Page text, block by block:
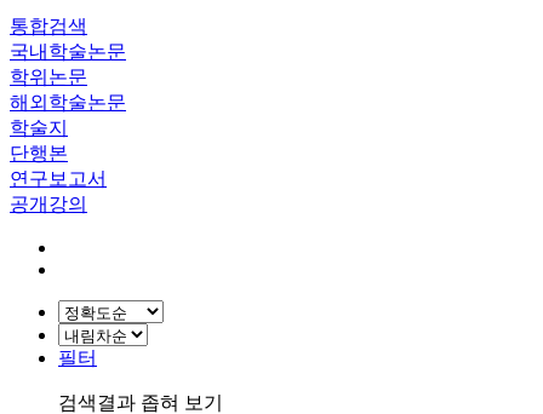
통합검색
국내학술논문
학위논문
해외학술논문
학술지
단행본
연구보고서
공개강의
필터
검색결과 좁혀 보기